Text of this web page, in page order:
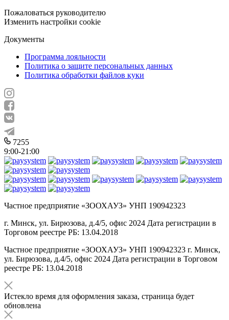
Пожаловаться руководителю
Изменить настройки cookie
Документы
Программа лояльности
Политика о защите персональных данных
Политика обработки файлов куки
7255
9:00-21:00
Частное предприятие «ЗООХАУЗ» УНП 190942323
г. Минск, ул. Бирюзова, д.4/5, офис 2024 Дата регистрации в
Торговом реестре РБ: 13.04.2018
Частное предприятие «ЗООХАУЗ» УНП 190942323 г. Минск,
ул. Бирюзова, д.4/5, офис 2024 Дата регистрации в Торговом
реестре РБ: 13.04.2018
Истекло время для оформления заказа, страница будет
обновлена